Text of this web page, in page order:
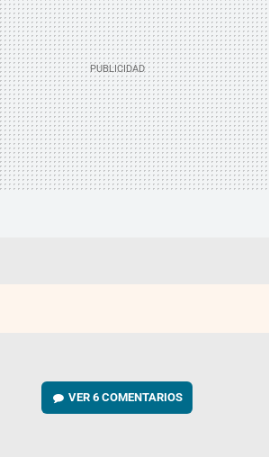
VER6 COMENTARIOS